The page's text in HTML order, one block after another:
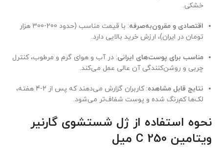
خشکی.
اقتصادی و مقرون‌به‌صرفه
: با قیمت مناسب (حدود 200-300 هزار
تومان در ایران)، ارزش خرید بالایی دارد.
مناسب برای پوست‌های ایرانی: در آب و هوای گرم و مرطوب، کنترل
چربی و روشن‌کنندگی آن عالی عمل می‌کند.
نتایج قابل مشاهده
: کاربران گزارش می‌دهند که پس از 2-4 هفته،
لک‌ها کم‌رنگ شده و پوست شفاف‌تر می‌شود.
نحوه استفاده از ژل شستشوی گارنیر
ویتامین C 250 میل